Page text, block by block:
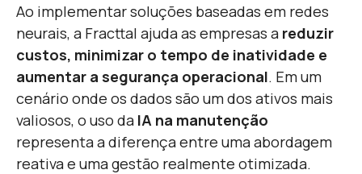
Ao implementar soluções baseadas em redes
neurais, a Fracttal ajuda as empresas a reduzir
custos, minimizar o tempo de inatividade e
aumentar a segurança operacional. Em um
cenário onde os dados são um dos ativos mais
valiosos, o uso da IA na manutenção
representa a diferença entre uma abordagem
reativa e uma gestão realmente otimizada.